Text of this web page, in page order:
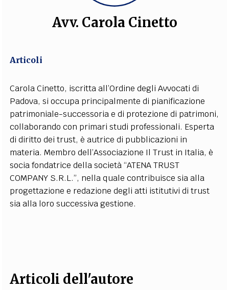
ALTRO
FILODIRITTO
EXTRA
CODICI RUBRICHE LIBRI PROCEEDINGS PUBBLICITÀ CONTATTI
SOCIAL MEDIA
Avv. Carola Cinetto
Articoli
Carola Cinetto, iscritta all’Ordine degli Avvocati di
Padova, si occupa principalmente di pianificazione
patrimoniale-successoria e di protezione di patrimoni,
collaborando con primari studi professionali. Esperta
di diritto dei trust, è autrice di pubblicazioni in
materia. Membro dell’Associazione Il Trust in Italia, è
socia fondatrice della società “ATENA TRUST
COMPANY S.R.L.”, nella quale contribuisce sia alla
progettazione e redazione degli atti istitutivi di trust
sia alla loro successiva gestione.
Articoli dell'autore